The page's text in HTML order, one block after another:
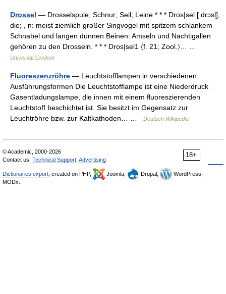
Drossel — Drosselspule; Schnur; Seil; Leine * * * Dros|sel [ drɔsl̩],
die; , n: meist ziemlich großer Singvogel mit spitzem schlankem
Schnabel und langen dünnen Beinen: Amseln und Nachtigallen
gehören zu den Drosseln. * * * Drọs|sel1 〈f. 21; Zool.〉… …
Universal-Lexikon
Fluoreszenzröhre — Leuchtstofflampen in verschiedenen
Ausführungsformen Die Leuchtstofflampe ist eine Niederdruck
Gasentladungslampe, die innen mit einem fluoreszierenden
Leuchtstoff beschichtet ist. Sie besitzt im Gegensatz zur
Leuchtröhre bzw. zur Kaltkathoden… …
Deutsch Wikipedia
18+
© Academic, 2000-2026
Contact us: Technical Support Advertising
Dictionaries export , created on PHP, Joomla, Drupal,
WordPress,
MODx.